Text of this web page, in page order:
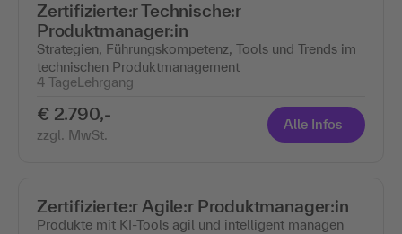
Zertifizierte:r Technische:r
Produktmanager:in
Strategien, Führungskompetenz, Tools und Trends im
technischen Produktmanagement
4 TageLehrgang
€ 2.790,-
zzgl. MwSt.
Alle Infos
Zertifizierte:r Agile:r Produktmanager:in
Produkte mit KI-Tools agil und intelligent managen